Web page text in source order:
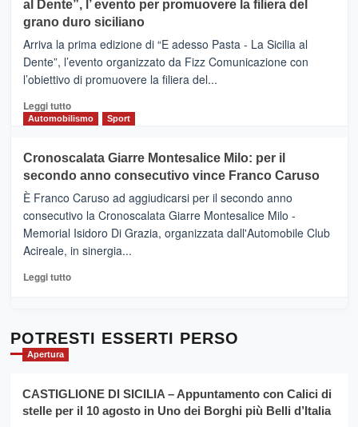
messaggi
di
DI
SICILIA
(Ct)
–
Il
Borgo
Gusto,
il
tra
sapori
vicoli
medievali
al Dente”, l’ evento per promuovere la filiera del
grano duro siciliano
Arriva la prima edizione di “E adesso Pasta - La Sicilia al
Dente”, l’evento organizzato da Fizz Comunicazione con
l’obiettivo di promuovere la filiera del...
Leggi tuttoLeggi
di
Mondello
(Palermo)
–
“E
adesso
Pasta
–
Sicilia
l’
evento
la
filiera
Automobilismo Sport
Cronoscalata Giarre Montesalice Milo: per il
secondo anno consecutivo vince Franco Caruso
È Franco Caruso ad aggiudicarsi per il secondo anno
consecutivo la Cronoscalata Giarre Montesalice Milo -
Memorial Isidoro Di Grazia, organizzata dall'Automobile Club
Acireale, in sinergia...
Leggi tuttoLeggi
Cronoscalata
per
il
POTRESTI ESSERTI PERSO
Apertura
CASTIGLIONE DI SICILIA – Appuntamento con Calici di
stelle per il 10 agosto in Uno dei Borghi più Belli d’Italia